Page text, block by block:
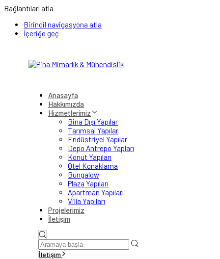
Bağlantıları atla
Birincil navigasyona atla
İçeriğe geç
Anasayfa
Hakkımızda
Hizmetlerimiz
Bina Dışı Yapılar
Tarımsal Yapılar
Endüstriyel Yapılar
Depo Antrepo Yapları
Konut Yapıları
Otel Konaklama
Bungalow
Plaza Yapıları
Apartman Yapıları
Villa Yapıları
Projelerimiz
İletişim
İletişim